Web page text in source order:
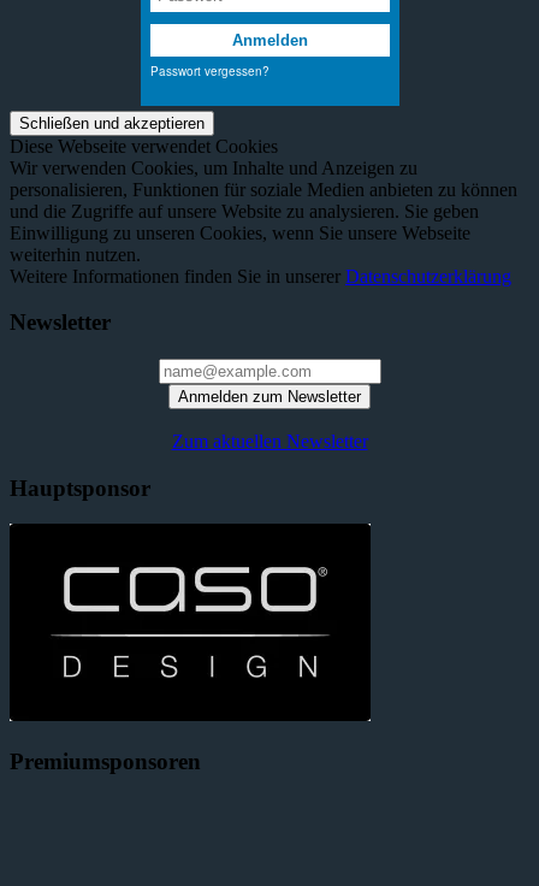
Diese Webseite verwendet Cookies
Wir verwenden Cookies, um Inhalte und Anzeigen zu
personalisieren, Funktionen für soziale Medien anbieten zu können
und die Zugriffe auf unsere Website zu analysieren. Sie geben
Einwilligung zu unseren Cookies, wenn Sie unsere Webseite
weiterhin nutzen.
Weitere Informationen finden Sie in unserer Datenschutzerklärung
Newsletter
Anmelden zum Newsletter
Zum aktuellen Newsletter
Hauptsponsor
Premiumsponsoren